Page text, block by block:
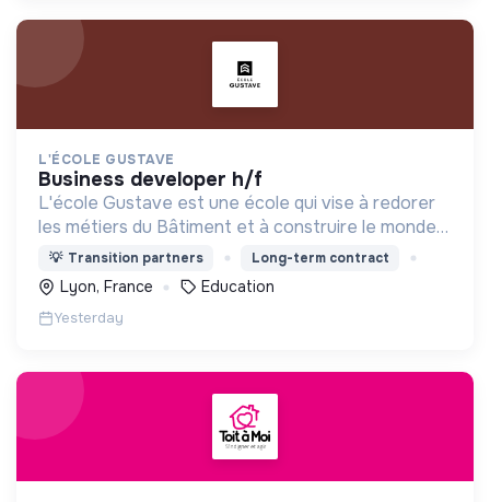
L'ÉCOLE GUSTAVE
business developer h/f
L'école Gustave est une école qui vise à redorer
les métiers du Bâtiment et à construire le monde
de demain. Notre ESS recrute ses apprenants en
fonction de leur motivation et non de leur diplôme.
💡 Transition partners Long-term contract
Lyon, France Education
Yesterday